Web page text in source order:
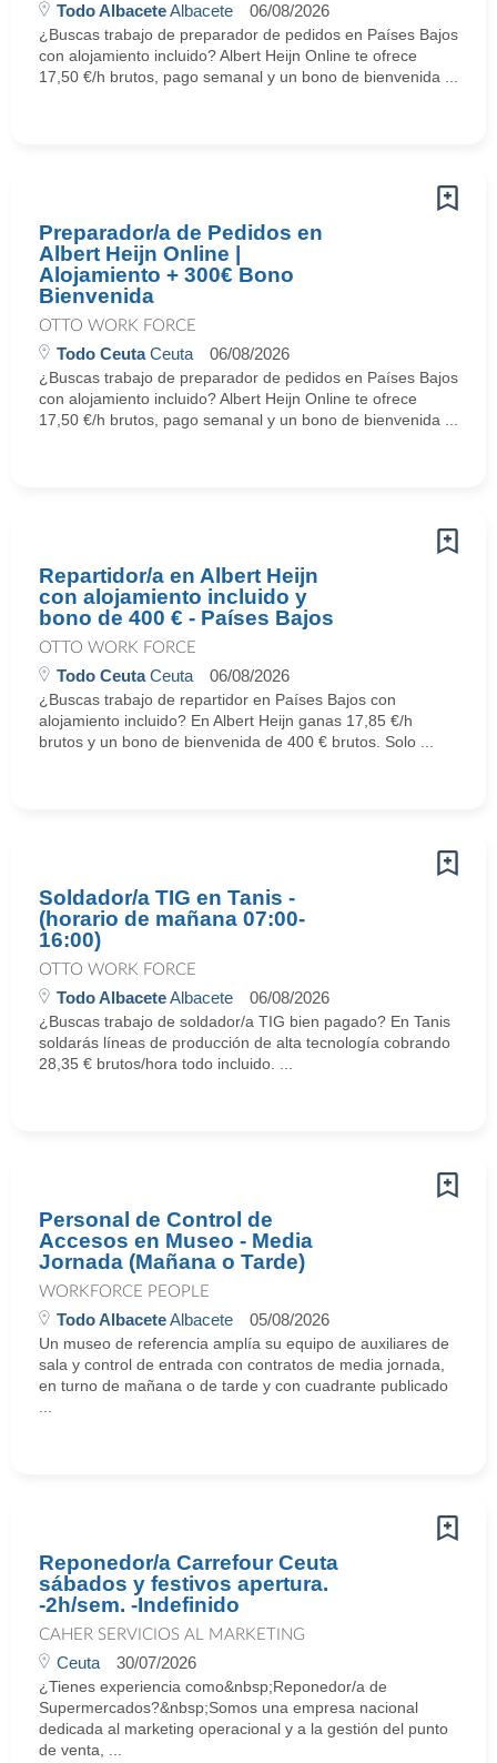
Todo AlbaceteAlbacete 06/08/2026
¿Buscas trabajo de preparador de pedidos en Países Bajos
con alojamiento incluido? Albert Heijn Online te ofrece
17,50 €/h brutos, pago semanal y un bono de bienvenida ...
Preparador/a de Pedidos en
Albert Heijn Online |
Alojamiento + 300€ Bono
Bienvenida
OTTO WORK FORCE
Todo CeutaCeuta 06/08/2026
¿Buscas trabajo de preparador de pedidos en Países Bajos
con alojamiento incluido? Albert Heijn Online te ofrece
17,50 €/h brutos, pago semanal y un bono de bienvenida ...
Repartidor/a en Albert Heijn
con alojamiento incluido y
bono de 400 € - Países Bajos
OTTO WORK FORCE
Todo CeutaCeuta 06/08/2026
¿Buscas trabajo de repartidor en Países Bajos con
alojamiento incluido? En Albert Heijn ganas 17,85 €/h
brutos y un bono de bienvenida de 400 € brutos. Solo ...
Soldador/a TIG en Tanis -
(horario de mañana 07:00-
16:00)
OTTO WORK FORCE
Todo AlbaceteAlbacete 06/08/2026
¿Buscas trabajo de soldador/a TIG bien pagado? En Tanis
soldarás líneas de producción de alta tecnología cobrando
28,35 € brutos/hora todo incluido. ...
Personal de Control de
Accesos en Museo - Media
Jornada (Mañana o Tarde)
WORKFORCE PEOPLE
Todo AlbaceteAlbacete 05/08/2026
Un museo de referencia amplía su equipo de auxiliares de
sala y control de entrada con contratos de media jornada,
en turno de mañana o de tarde y con cuadrante publicado
Reponedor/a Carrefour Ceuta
sábados y festivos apertura.
-2h/sem. -Indefinido
CAHER SERVICIOS AL MARKETING
Ceuta 30/07/2026
¿Tienes experiencia como&nbsp;Reponedor/a de
Supermercados?&nbsp;Somos una empresa nacional
dedicada al marketing operacional y a la gestión del punto
de venta, ...